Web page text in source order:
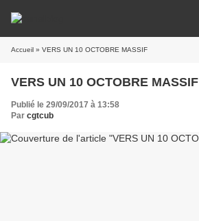
Accueil » VERS UN 10 OCTOBRE MASSIF
VERS UN 10 OCTOBRE MASSIF
Publié le 29/09/2017 à 13:58
Par cgtcub